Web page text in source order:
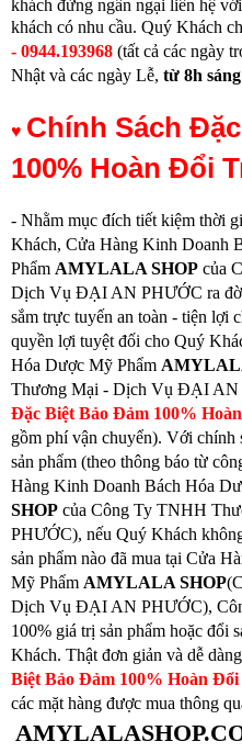
khách đừng ngần ngại liên hệ
khách có nhu cầu. Quý Khách
- 0944.193968 (tất cả các ngày
Nhật và các ngày Lễ, từ 8h
♥ Chính Sách
100% Hoàn Đổi
- Nhằm mục đích tiết kiệm thời
Khách, Cửa Hàng Kinh Doanh
Phẩm AMYLALA SHOP của
Dịch Vụ ĐẠI AN PHƯỚC ra
sắm trực tuyến an toàn - tiện lợi
quyền lợi tuyệt đối cho Quý
Hóa Dược Mỹ Phẩm
Thương Mại - Dịch Vụ ĐẠI AN
Đặc Biệt Bảo Đảm 100%
gồm phí vận chuyển). Với chính
sản phẩm (theo thông báo từ
Hàng Kinh Doanh Bách Hóa
SHOP của Công Ty TNHH
PHƯỚC), nếu Quý Khách
sản phẩm nào đã mua tại Cửa
Mỹ Phẩm AMYLALA SHOP
Dịch Vụ ĐẠI AN PHƯỚC),
100% giá trị sản phẩm hoặc đổi
Khách. Thật đơn giản và dễ
Biệt Bảo Đảm 100% Hoàn Đổi
các mặt hàng được mua thông